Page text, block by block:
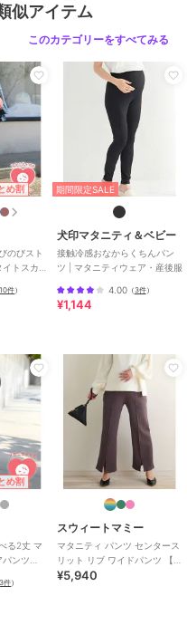
・ママ用グッズ
ニティ）
・ママ用グッズ
ニティ）
ック、チャコー
ウレタン5%
方法
質上、色落ちや
あります。ご着
することをお勧
・ママ用グッズ
/無地
半端丈
ティ）
ミモ
半端丈
似アイテム
このカテゴリーをすべてみる
め割
のびスト
イトスカ
10件）
期間限定SALE
犬印マタニティ＆ベビー
接触冷感おなからくちんパン
ツ | マタニティウェア・産後服
4.00（3件）
¥1,144
め割
る2丈 マ
パンツ
3件）
スウィートマミー
マタニティ パンツ センタース
リット リブ ワイドパンツ 【産
後兼用】
¥5,940